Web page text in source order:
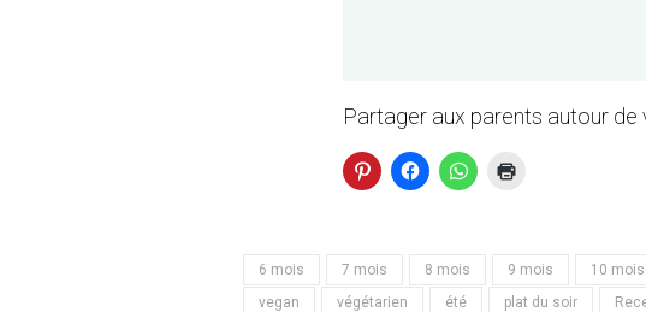
Partager aux parents autour de
6 mois 7 mois 8 mois 9 mois 10 mois
vegan
végétarien été plat du soir